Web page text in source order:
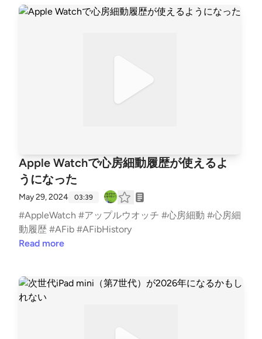
Apple Watchで心房細動履歴が使えるよ
うになった
May 29, 2024 03:39
#AppleWatch #アップルウオッチ #心房細動 #心房細
動履歴 #AFib #AFibHistory
Read more